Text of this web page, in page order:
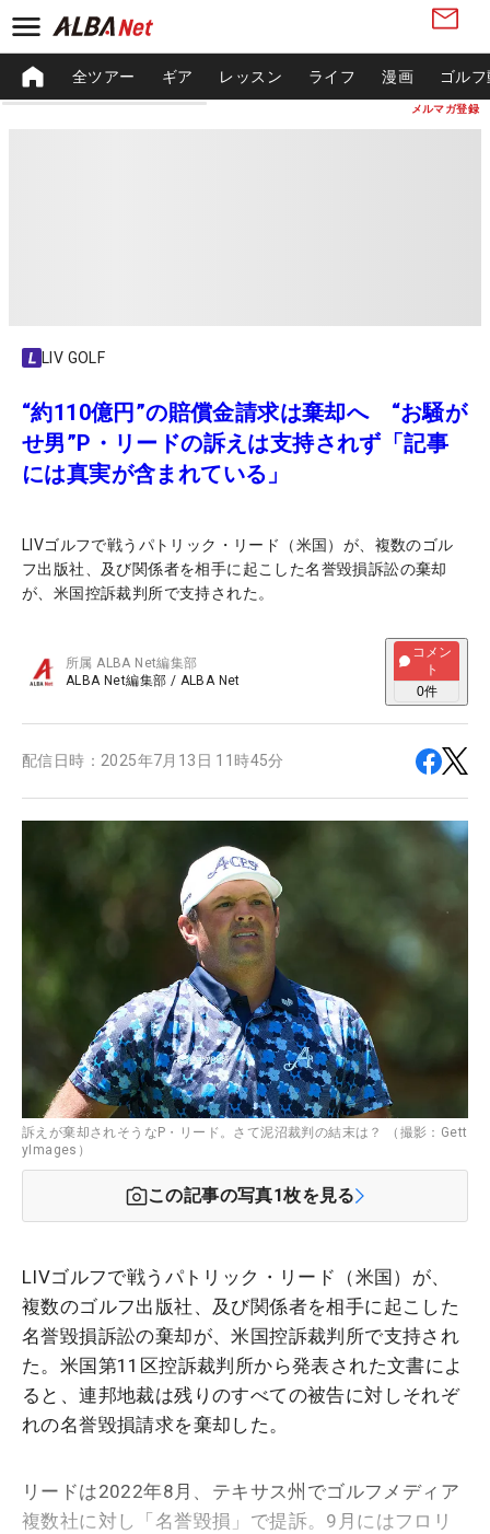
メルマガ登録
全ツアー ギア レッスン ライフ 漫画 ゴル
LIV GOLF
“約110億円”の賠償金請求は棄却へ “お騒が
せ男”P・リードの訴えは支持されず「記事
には真実が含まれている」
LIVゴルフで戦うパトリック・リード（米国）が、複数のゴル
フ出版社、及び関係者を相手に起こした名誉毀損訴訟の棄却
が、米国控訴裁判所で支持された。
所属ALBA Net編集部
ALBA Net編集部 / ALBA Net
コメン
ト
0件
配信日時： 2025年7月13日 11時45分
訴えが棄却されそうなP・リード。さて泥沼裁判の結末は？ （撮影：Gett
yImages）
この記事の写真1枚を見る
LIVゴルフで戦うパトリック・リード（米国）が、
複数のゴルフ出版社、及び関係者を相手に起こした
名誉毀損訴訟の棄却が、米国控訴裁判所で支持され
た。米国第11区控訴裁判所から発表された文書によ
ると、連邦地裁は残りのすべての被告に対しそれぞ
れの名誉毀損請求を棄却した。
リードは2022年8月、テキサス州でゴルフメディア
複数社に対し「名誉毀損」で提訴。9月にはフロリ